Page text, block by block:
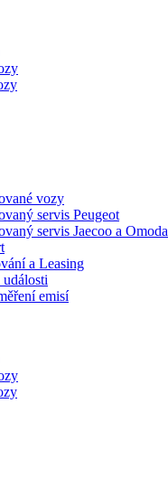
vozy
servis Peugeot
servis Jaecoo a Omoda
a Leasing
události
emisí